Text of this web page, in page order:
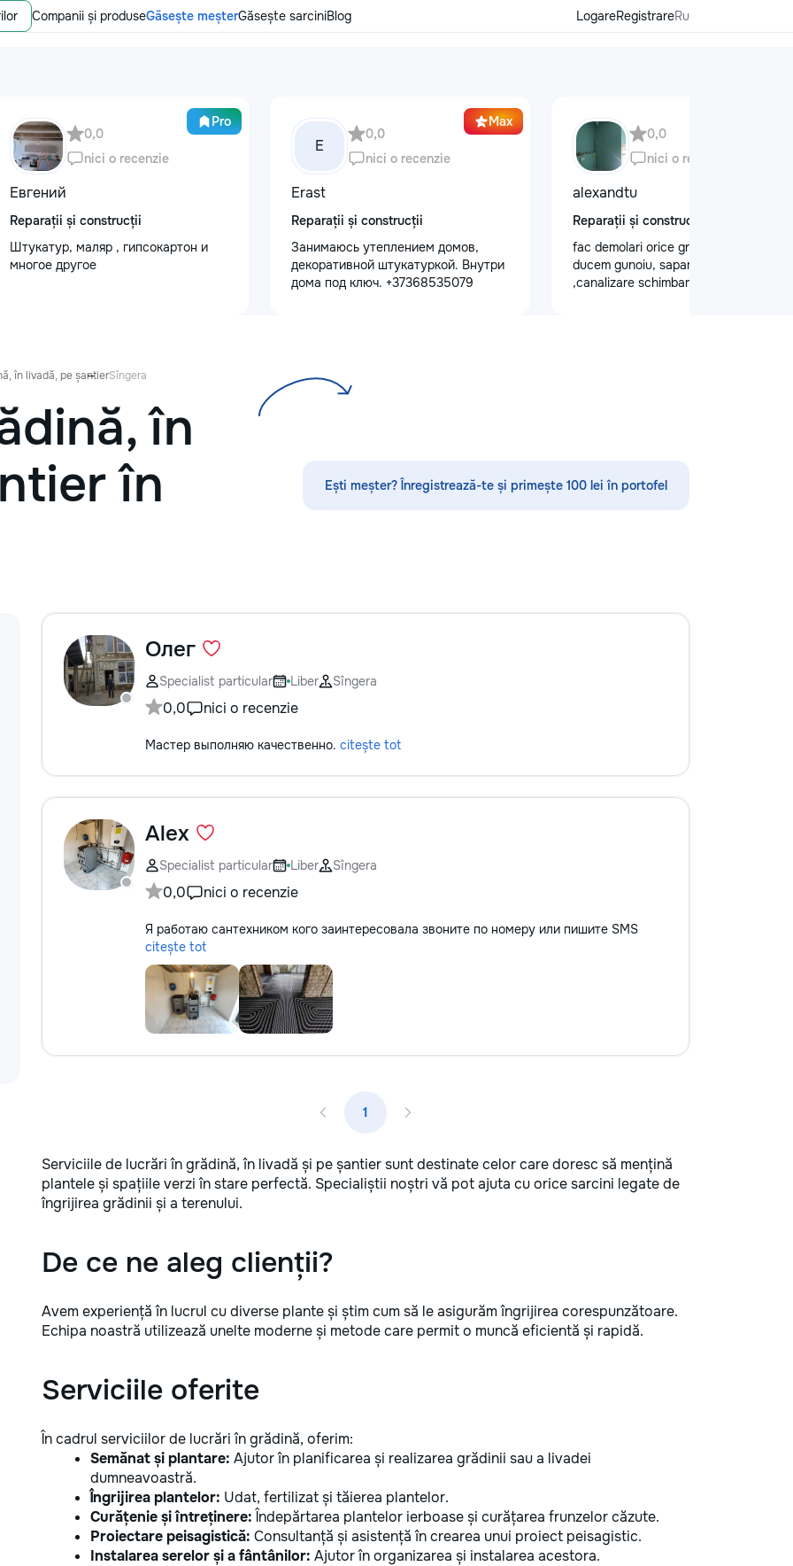
Companii și produseGăsește meșterGăsește sarciniBlog LogareRegistrareRu
Pro
0,0
nici o recenzie
Евгений
Reparații și construcții
Штукатур, маляр , гипсокартон и
многое другое
Max
E
0,0
nici o recenzie
Erast
Reparații și construcții
Занимаюсь утеплением домов,
декоративной штукатуркой. Внутри
дома под ключ. +37368535079
0,0
nici o recenzie
alexandtu
Reparații și construcții
fac demolari orice greutate de lucru si
ducem gunoiu, sapam gropi
,canalizare schimbam trubele.Montam
în livadă, pe șantierSîngera
în
în
Ești meșter? Înregistrează-te și primește 100 lei în portofel
Олег
Specialist particular Liber Sîngera
0,0 nici o recenzie
Мастер выполняю качественно. citește tot
Alex
Specialist particular Liber Sîngera
0,0 nici o recenzie
Я работаю сантехником кого заинтересовала звоните по номеру или пишите SMS
citește tot
1
Serviciile de lucrări în grădină, în livadă și pe șantier sunt destinate celor care doresc să mențină
plantele și spațiile verzi în stare perfectă. Specialiștii noștri vă pot ajuta cu orice sarcini legate de
îngrijirea grădinii și a terenului.
De ce ne aleg clienții?
Avem experiență în lucrul cu diverse plante și știm cum să le asigurăm îngrijirea corespunzătoare.
Echipa noastră utilizează unelte moderne și metode care permit o muncă eficientă și rapidă.
Serviciile oferite
În cadrul serviciilor de lucrări în grădină, oferim:
Semănat și plantare: Ajutor în planificarea și realizarea grădinii sau a livadei
dumneavoastră.
Îngrijirea plantelor: Udat, fertilizat și tăierea plantelor.
Curățenie și întreținere: Îndepărtarea plantelor ierboase și curățarea frunzelor căzute.
Proiectare peisagistică: Consultanță și asistență în crearea unui proiect peisagistic.
Instalarea serelor și a fântânilor: Ajutor în organizarea și instalarea acestora.